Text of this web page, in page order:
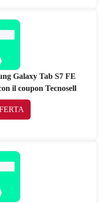
Galaxy Tab S7 FE
il coupon Tecnosell